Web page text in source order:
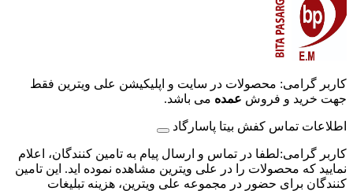
کاربر گرامی: محصولات در سایت و اپلیکیشن علی ویترین فقط
جهت خرید و فروش عمده می باشد.
اطلاعات تماس کفش بیتا پاسارگاد
کاربر گرامی:لطفا در تماس و ارسال پیام به تامین کنندگان، اعلام
نمایید که محصولات را در علی ویترین مشاهده نموده اید. این تامین
کنندگان برای حضور در مجموعه علی ویترین، هزینه تبلیغات